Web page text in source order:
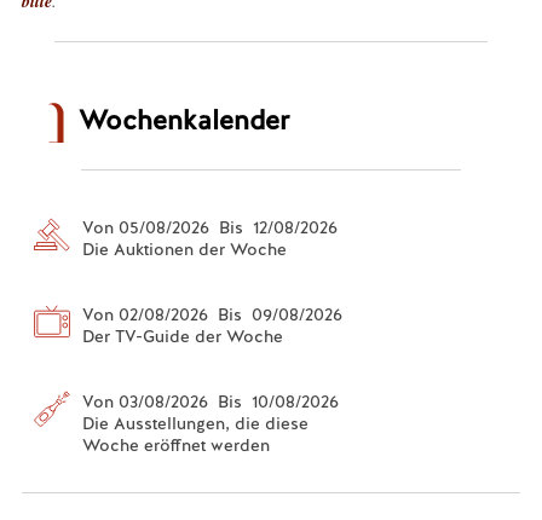
Wochenkalender
Von 05/08/2026 Bis 12/08/2026
Die Auktionen der Woche
Von 02/08/2026 Bis 09/08/2026
Der TV-Guide der Woche
Von 03/08/2026 Bis 10/08/2026
Die Ausstellungen, die diese
Woche eröffnet werden